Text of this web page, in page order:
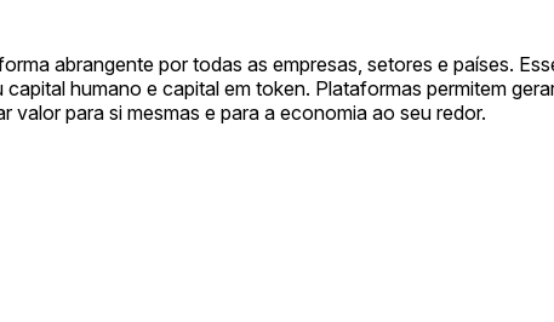
abrangente por todas as empresas, setores e países.
humano e capital em token. Plataformas permitem
para si mesmas e para a economia ao seu redor.